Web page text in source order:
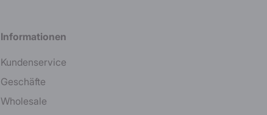
Informationen
Kundenservice
Geschäfte
Wholesale